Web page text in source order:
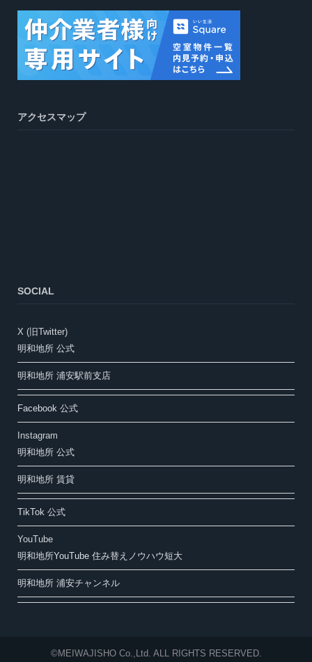
アクセスマップ
SOCIAL
X (旧Twitter)
明和地所 公式
明和地所 浦安駅前支店
Facebook 公式
Instagram
明和地所 公式
明和地所 賃貸
TikTok 公式
YouTube
明和地所YouTube 住み替えノウハウ短大
明和地所 浦安チャンネル
©MEIWAJISHO Co.,Ltd. ALL RIGHTS RESERVED.